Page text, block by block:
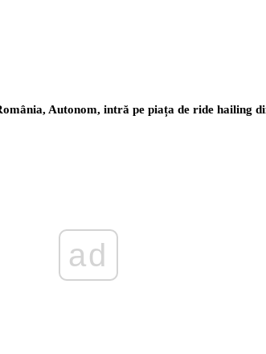
Autonom, intră pe piața de ride hailing
ad